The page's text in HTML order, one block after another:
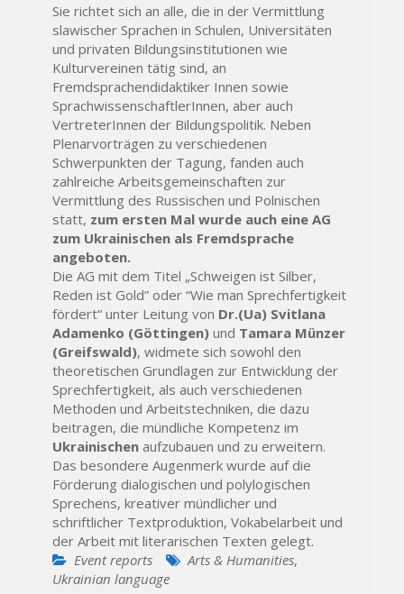
Sie richtet sich an alle, die in der Vermittlung
slawischer Sprachen in Schulen, Universitäten
und privaten Bildungsinstitutionen wie
Kulturvereinen tätig sind, an
Fremdsprachendidaktiker Innen sowie
SprachwissenschaftlerInnen, aber auch
VertreterInnen der Bildungspolitik. Neben
Plenarvorträgen zu verschiedenen
Schwerpunkten der Tagung, fanden auch
zahlreiche Arbeitsgemeinschaften zur
Vermittlung des Russischen und Polnischen
statt, zum ersten Mal wurde auch eine AG
zum Ukrainischen als Fremdsprache
angeboten.
Die AG mit dem Titel „Schweigen ist Silber,
Reden ist Gold” oder “Wie man Sprechfertigkeit
fördert“ unter Leitung von Dr.(Ua) Svitlana
Adamenko (Göttingen) und Tamara Münzer
(Greifswald), widmete sich sowohl den
theoretischen Grundlagen zur Entwicklung der
Sprechfertigkeit, als auch verschiedenen
Methoden und Arbeitstechniken, die dazu
beitragen, die mündliche Kompetenz im
Ukrainischen aufzubauen und zu erweitern.
Das besondere Augenmerk wurde auf die
Förderung dialogischen und polylogischen
Sprechens, kreativer mündlicher und
schriftlicher Textproduktion, Vokabelarbeit und
der Arbeit mit literarischen Texten gelegt.
Event reports
Arts & Humanities,
Ukrainian language